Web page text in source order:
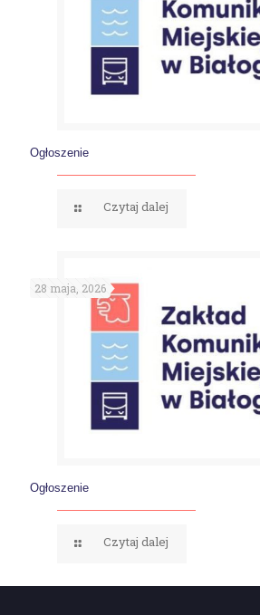
Ogłoszenie
Czytaj dalej
28 maja, 2026
Ogłoszenie
Czytaj dalej